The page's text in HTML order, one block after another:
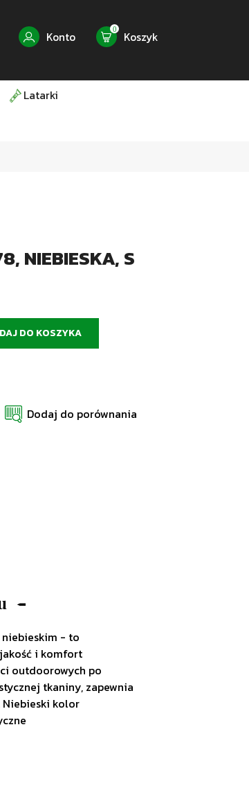
Konto 0 Koszyk
Latarki
NIEBIESKA, S
DO KOSZYKA
Dodaj do porównania
- to
i komfort
outdoorowych po
tkaniny, zapewnia
Niebieski kolor